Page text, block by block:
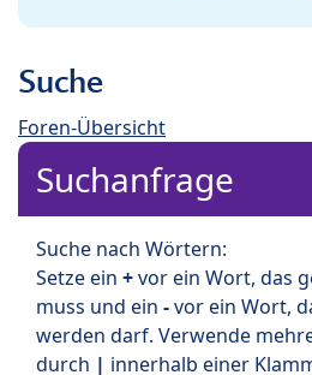
Suche
Foren-Übersicht
Suchanfrage
Suche nach Wörtern:
Setze ein +vor ein Wort, das
muss und ein -vor ein Wort,
werden darf. Verwende
durch | innerhalb einer